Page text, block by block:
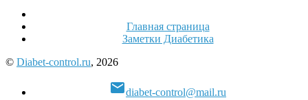
Главная страница
Заметки Диабетика
© Diabet-control.ru, 2026
diabet-control@mail.ru